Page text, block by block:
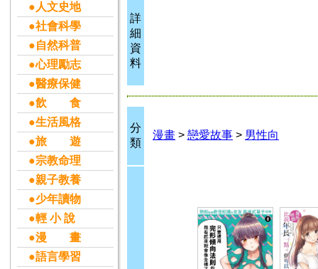
●人文史地
●社會科學
●自然科普
●心理勵志
●醫療保健
●飲 食
●生活風格
●旅 遊
●宗教命理
●親子教養
●少年讀物
●輕 小 說
●漫 畫
●語言學習
詳
細
資
料
分
類
漫畫 > 戀愛故事 > 男性向